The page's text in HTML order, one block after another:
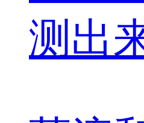
测出